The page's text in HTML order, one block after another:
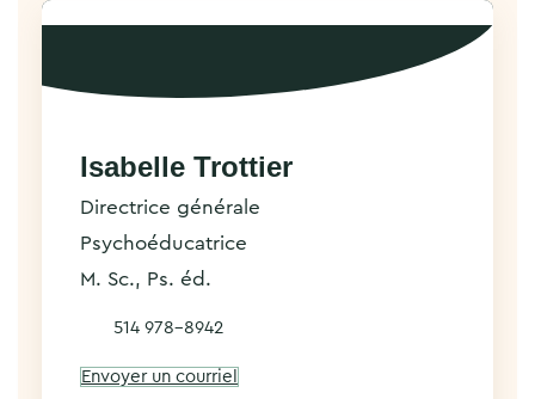
Isabelle Trottier
Directrice générale
Psychoéducatrice
M. Sc., Ps. éd.
514 978-8942
Envoyer un courriel